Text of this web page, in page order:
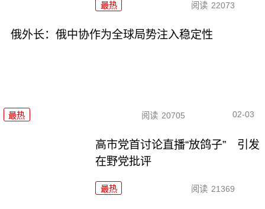
最热 阅读 22073
俄外长：俄中协作为全球局势注入稳定性
最热 阅读 20705 02-03
高市党首讨论直播“放鸽子” 引发
在野党批评
最热 阅读 21369